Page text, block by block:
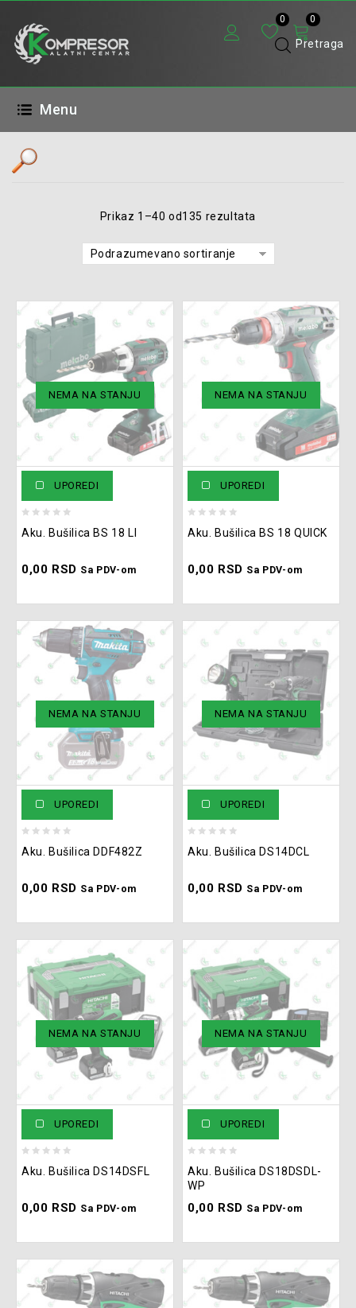
0 0
Pretraga
Menu
Opseg cena
Kategorije proizvoda
(195)
Baterije i punjači (10)
Brusilice(220)
Bušilice
(135)
(98)
HTZ oprema
Kosačice(39)
Pneumatski alati(29)
Pribor(891)
Reklamni materijal
(144)
Testere
(123)
Trimeri(49)
Prikaz 1–40 od135 rezultata
Podrazumevano sortiranje
NEMA NA STANJU
UPOREDI
out
5
Aku. Bušilica BS 18 LI
0,00 RSD Sa PDV-om
NEMA NA STANJU
UPOREDI
out
5
Aku. Bušilica BS 18 QUICK
0,00 RSD Sa PDV-om
NEMA NA STANJU
UPOREDI
out
5
Aku. Bušilica DDF482Z
0,00 RSD Sa PDV-om
NEMA NA STANJU
UPOREDI
out
5
Aku. Bušilica DS14DCL
0,00 RSD Sa PDV-om
NEMA NA STANJU
UPOREDI
out
5
Aku. Bušilica DS14DSFL
0,00 RSD Sa PDV-om
NEMA NA STANJU
UPOREDI
out
of
5
Aku. Bušilica DS18DSDL-
WP
0,00 RSD Sa PDV-om